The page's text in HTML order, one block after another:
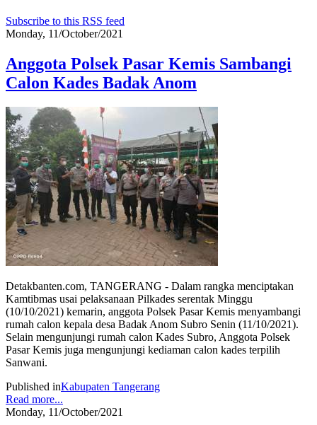
Subscribe to this RSS feed
Monday, 11/October/2021
Anggota Polsek Pasar Kemis Sambangi
Calon Kades Badak Anom
Detakbanten.com, TANGERANG - Dalam rangka menciptakan
Kamtibmas usai pelaksanaan Pilkades serentak Minggu
(10/10/2021) kemarin, anggota Polsek Pasar Kemis menyambangi
rumah calon kepala desa Badak Anom Subro Senin (11/10/2021).
Selain mengunjungi rumah calon Kades Subro, Anggota Polsek
Pasar Kemis juga mengunjungi kediaman calon kades terpilih
Sanwani.
Published inKabupaten Tangerang
Read more...
Monday, 11/October/2021